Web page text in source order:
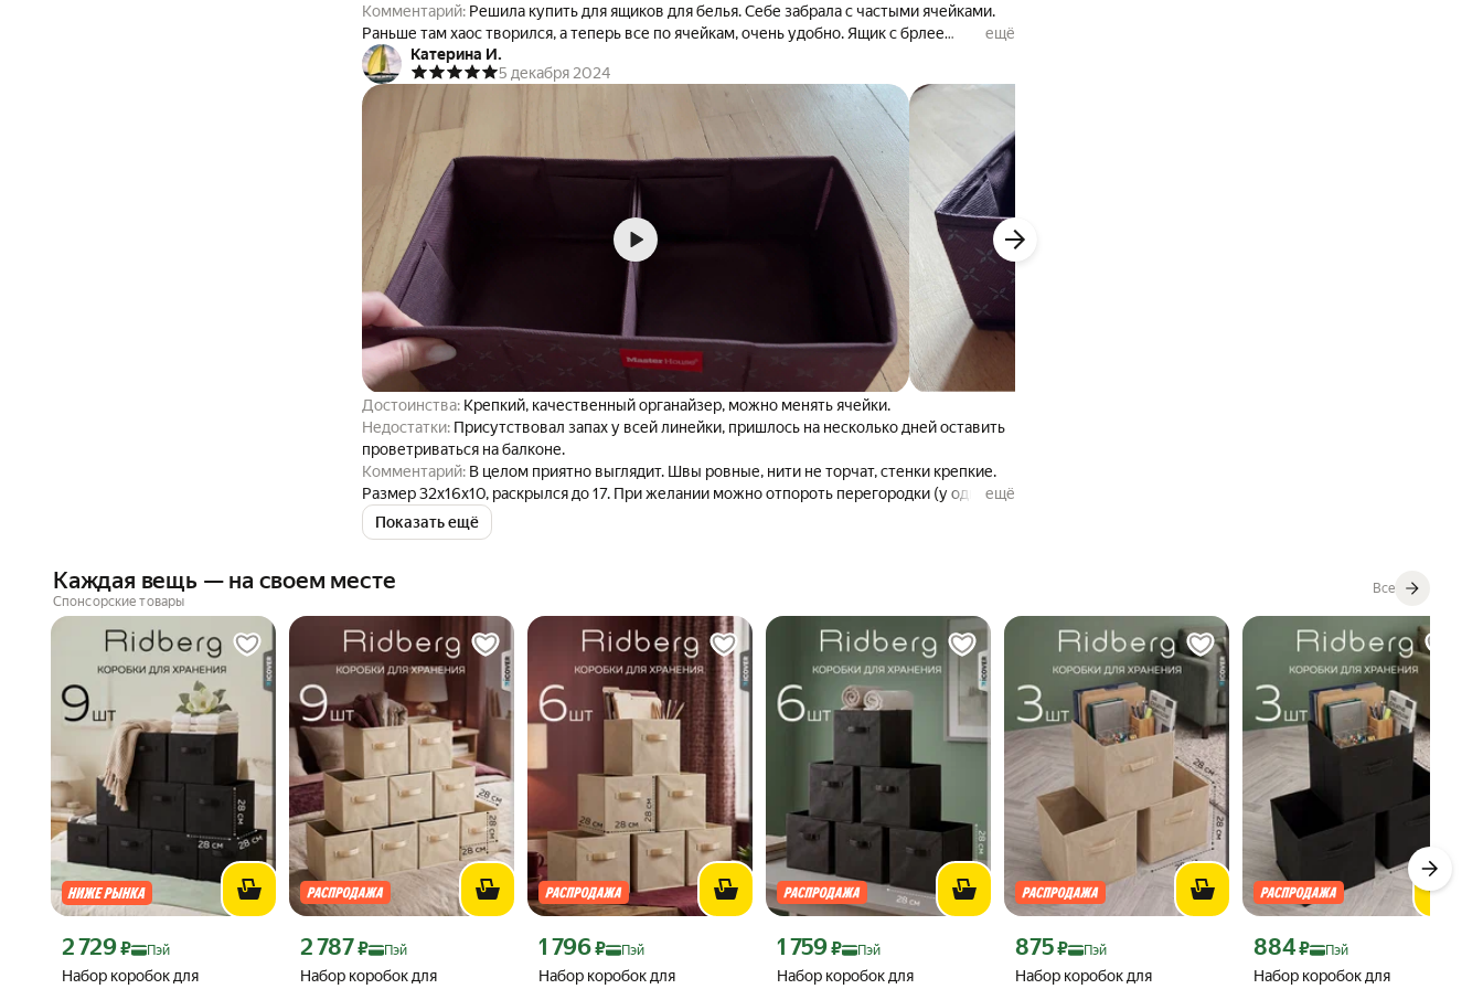
Комментарий: Решила купить для ящиков для белья. Себе забрала с частыми ячейками.
Раньше там хаос творился, а теперь все по ячейкам, очень удобно. Ящик с брлее
длинными ячейками отдала парню. Он так же использует для белья. Он оказался менее
удобным из-за мягких стенок, но это вкусовщина, честно говоря
ещё
Катерина И.
5 декабря 2024
Достоинства: Крепкий, качественный органайзер, можно менять ячейки.
Недостатки: Присутствовал запах у всей линейки, пришлось на несколько дней оставить
проветриваться на балконе.
Комментарий: В целом приятно выглядит. Швы ровные, нити не торчат, стенки крепкие.
Размер 32х16х10, раскрылся до 17. При желании можно отпороть перегородки (у одного
органайзера так и сделала).
ещё
Показать ещё
Каждая вещь — на своем месте
Спонсорские товары
Все
Набор коробок для
Цена с картой Яндекс Пэй 2729 ₽ вместо
2 729₽ Пэй
Набор коробок для
Цена с картой Яндекс Пэй 2787 ₽ вместо
2 787₽ Пэй
Набор коробок для
Цена с картой Яндекс Пэй 1796 ₽ вместо
1 796₽ Пэй
Набор коробок для
Цена с картой Яндекс Пэй 1759 ₽ вместо
1 759₽ Пэй
Набор коробок для
Цена с картой Яндекс Пэй 875 ₽ вместо
875₽ Пэй
Набор коробок для
Цена с картой Яндекс Пэй 884 ₽
884₽ Пэй